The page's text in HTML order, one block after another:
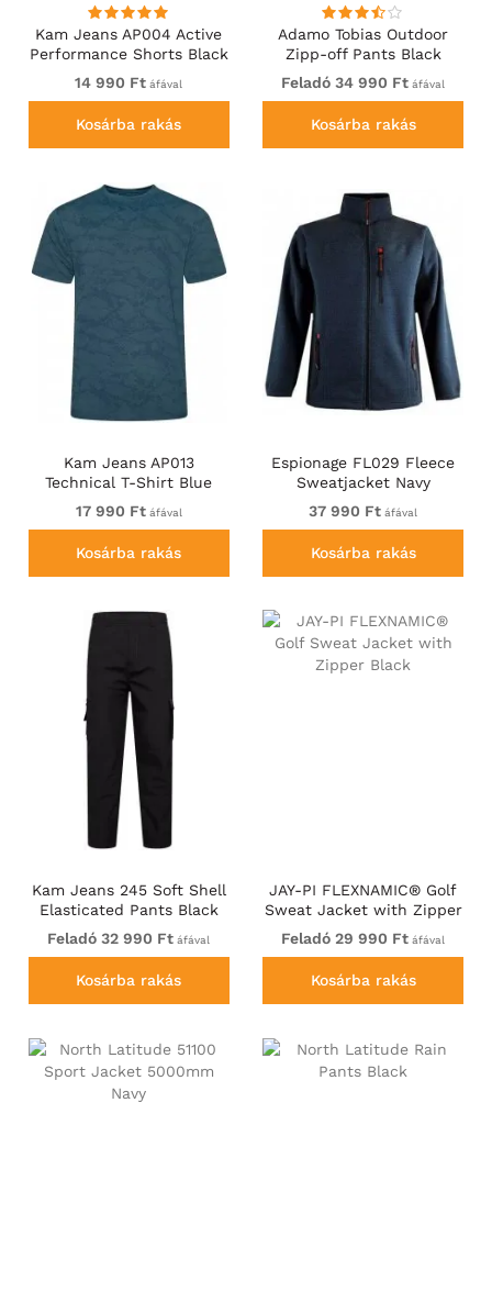
Kam Jeans AP004 Active
Performance Shorts Black
14 990 Ft áfával
Kosárba rakás
Adamo Tobias Outdoor
Zipp-off Pants Black
Feladó 34 990 Ft áfával
Kosárba rakás
Kam Jeans AP013
Technical T-Shirt Blue
17 990 Ftáfával
Kosárba rakás
Espionage FL029 Fleece
Sweatjacket Navy
37 990 Ft áfával
Kosárba rakás
Kam Jeans 245 Soft Shell
Elasticated Pants Black
Feladó 32 990 Ft áfával
Kosárba rakás
JAY-PI FLEXNAMIC® Golf
Sweat Jacket with Zipper
Black
Feladó 29 990 Ft áfával
Kosárba rakás